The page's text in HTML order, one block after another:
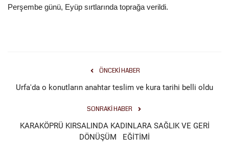
Perşembe günü, Eyüp sırtlarında toprağa verildi.
ÖNCEKI HABER
Urfa'da o konutların anahtar teslim ve kura tarihi belli oldu
SONRAKI HABER
KARAKÖPRÜ KIRSALINDA KADINLARA SAĞLIK VE GERİ
DÖNÜŞÜM EĞİTİMİ